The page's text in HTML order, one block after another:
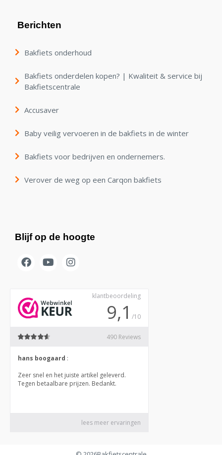
Berichten
Bakfiets onderhoud
Bakfiets onderdelen kopen? | Kwaliteit & service bij
Bakfietscentrale
Accusaver
Baby veilig vervoeren in de bakfiets in de winter
Bakfiets voor bedrijven en ondernemers.
Verover de weg op een Carqon bakfiets
Blijf op de hoogte